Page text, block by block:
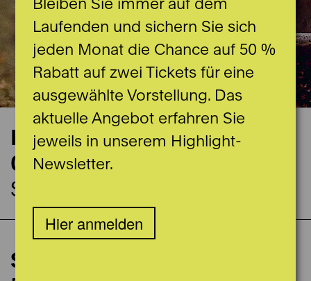
Konzerttermin
09.11.2025
Stadttheater Foyer
Relaxed Performance
Souvenir
Laufenden und sichern Sie sich
jeden Monat die Chance auf 50 %
Rabatt auf zwei Tickets für eine
ausgewählte Vorstellung. Das
aktuelle Angebot erfahren Sie
jeweils in unserem Highlight-
Newsletter.
Hier anmelden